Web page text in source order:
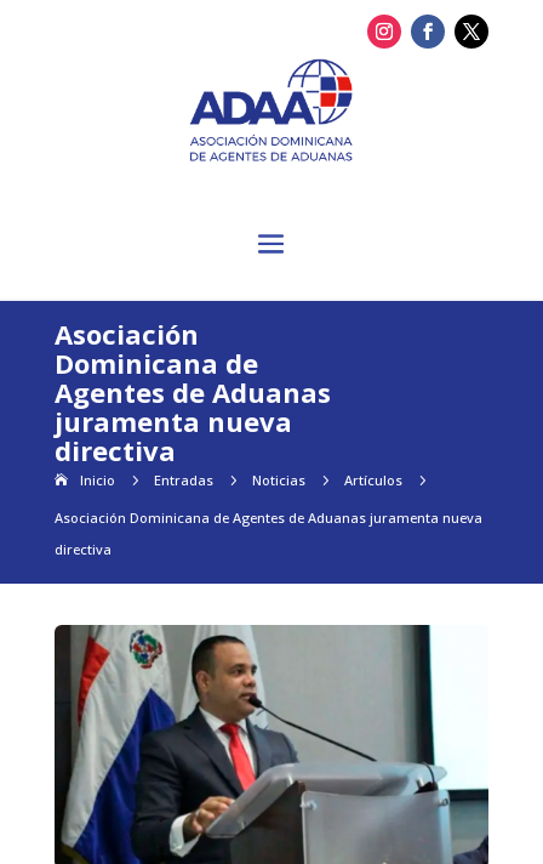
Asociación
Dominicana de
Agentes de Aduanas
juramenta nueva
directiva
Inicio 5 Entradas 5 Noticias 5 Artículos 5
Asociación Dominicana de Agentes de Aduanas juramenta nueva
directiva